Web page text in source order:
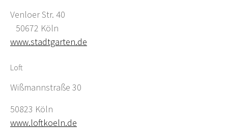
Venloer Str. 40
50672 Köln
www.stadtgarten.de
Loft
Wißmannstraße 30
50823 Köln
www.loftkoeln.de